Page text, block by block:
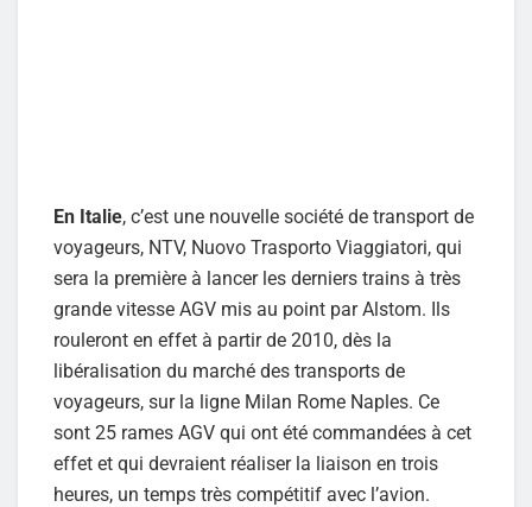
En Italie, c’est une nouvelle société de transport de
voyageurs, NTV, Nuovo Trasporto Viaggiatori, qui
sera la première à lancer les derniers trains à très
grande vitesse AGV mis au point par Alstom. Ils
rouleront en effet à partir de 2010, dès la
libéralisation du marché des transports de
voyageurs, sur la ligne Milan Rome Naples. Ce
sont 25 rames AGV qui ont été commandées à cet
effet et qui devraient réaliser la liaison en trois
heures, un temps très compétitif avec l’avion.